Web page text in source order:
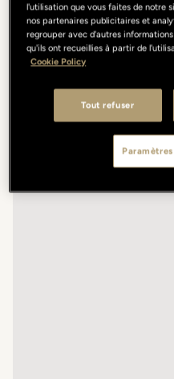
l'utilisation que vous faites de notre
nos partenaires publicitaires et
regrouper avec d'autres
qu'ils ont recueillies à partir de
Cookie Policy
Tout refuser